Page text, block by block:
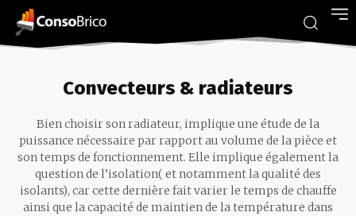
Convecteurs & radiateurs
Bien choisir son radiateur, implique une étude de la
puissance nécessaire par rapport au volume de la pièce et
son temps de fonctionnement. Elle implique également la
question de l’isolation( et notamment la qualité des
isolants), car cette dernière fait varier le temps de chauffe
ainsi que la capacité de maintien de la température dans